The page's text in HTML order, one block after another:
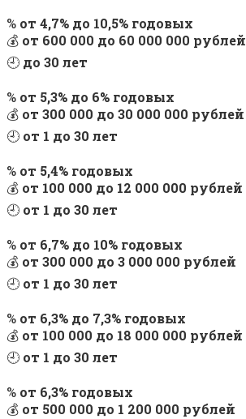
% от 4,7% до 10,5% годовых
💰 от 600 000 до 60 000 000 рублей
🕘 до 30 лет
% от 5,3% до 6% годовых
💰 от 300 000 до 30 000 000 рублей
🕘 от 1 до 30 лет
% от 5,4% годовых
💰 от 100 000 до 12 000 000 рублей
🕘 от 1 до 30 лет
% от 6,7% до 10% годовых
💰 от 300 000 до 3 000 000 рублей
🕘 от 1 до 30 лет
% от 6,3% до 7,3% годовых
💰 от 100 000 до 18 000 000 рублей
🕘 от 1 до 30 лет
% от 6,3% годовых
💰 от 500 000 до 1 200 000 рублей